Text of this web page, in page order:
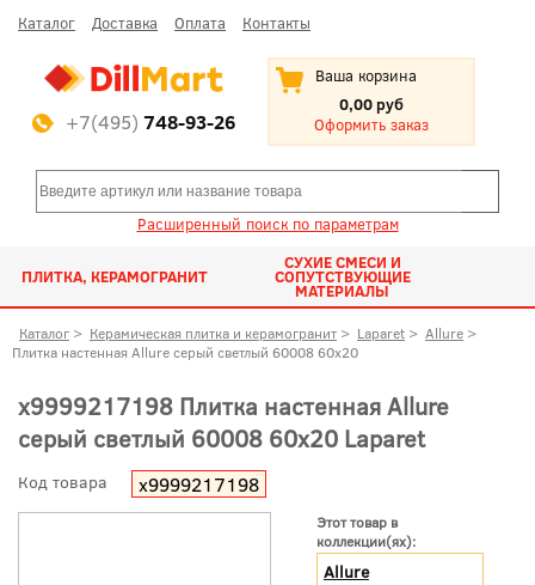
Каталог Доставка Оплата Контакты
+7(495) 748-93-26
Ваша корзина
0,00 руб
Оформить заказ
Расширенный поиск по параметрам
ПЛИТКА, КЕРАМОГРАНИТ
СУХИЕ СМЕСИ И
СОПУТСТВУЮЩИЕ
МАТЕРИАЛЫ
Каталог > Керамическая плитка и керамогранит > Laparet > Allure >
Плитка настенная Allure серый светлый 60008 60x20
х9999217198 Плитка настенная Allure
серый светлый 60008 60x20 Laparet
Код товара х9999217198
Этот товар в
коллекции(ях):
Allure